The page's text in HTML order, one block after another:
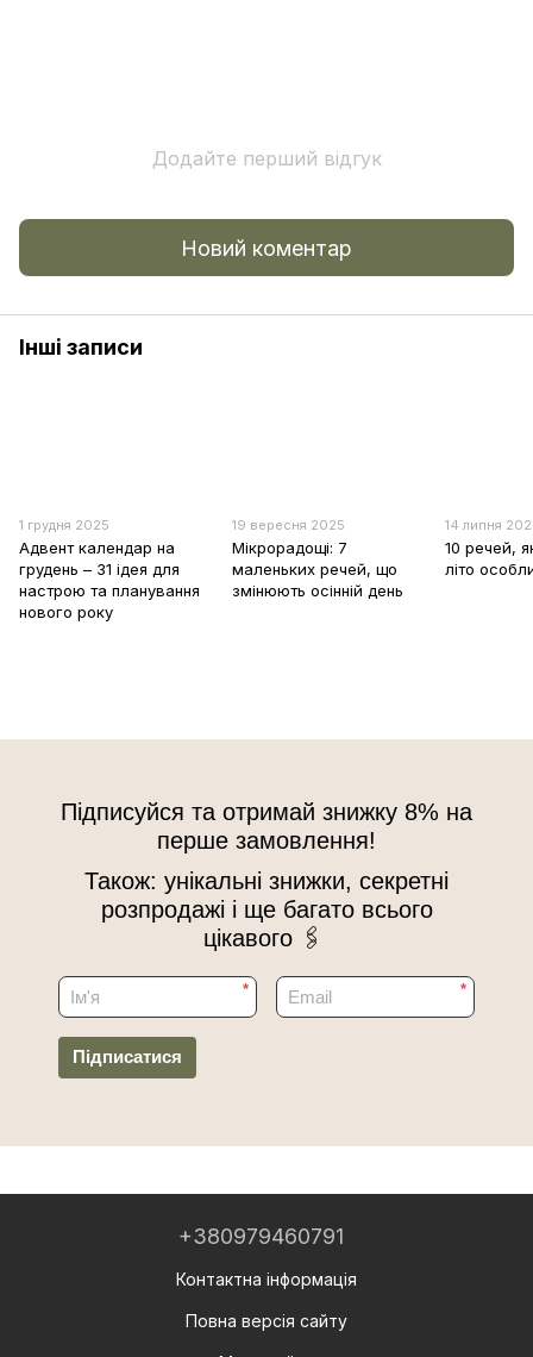
Додайте перший відгук
Новий коментар
Інші записи
1 грудня 2025
Адвент календар на
грудень – 31 ідея для
настрою та планування
нового року
19 вересня 2025
Мікрорадощі: 7
маленьких речей, що
змінюють осінній день
14 липня
10 речей,
літо
Підписуйся та отримай знижку 8% на
перше замовлення!
Також: унікальні знижки, секретні
розпродажі і ще багато всього
цікавого 🖇
* *
Підписатися
+380979460791
Контактна інформація
Повна версія сайту